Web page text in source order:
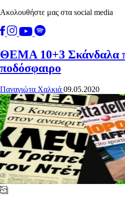
Ακολουθήστε μας στα social media
ΘΕΜΑ 10+3 Σκάνδαλα
ποδόσφαιρο
Παναγιώτα Χαλκιά 09.05.2020